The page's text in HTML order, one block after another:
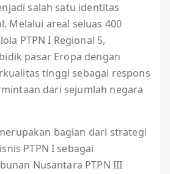
salah satu identitas
Melalui areal seluas 400
PTPN I Regional 5,
pasar Eropa dengan
tinggi sebagai respons
dari sejumlah negara
bagian dari strategi
PTPN I sebagai
Nusantara PTPN III